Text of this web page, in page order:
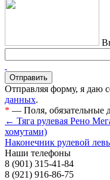
Отправляя форму, я даю
данных.
* — Поля, обязательные
← Тяга рулевая Рено
хомутами)
Наконечник рулевой
Наши телефоны
8 (901) 315-41-84
8 (921) 916-86-75